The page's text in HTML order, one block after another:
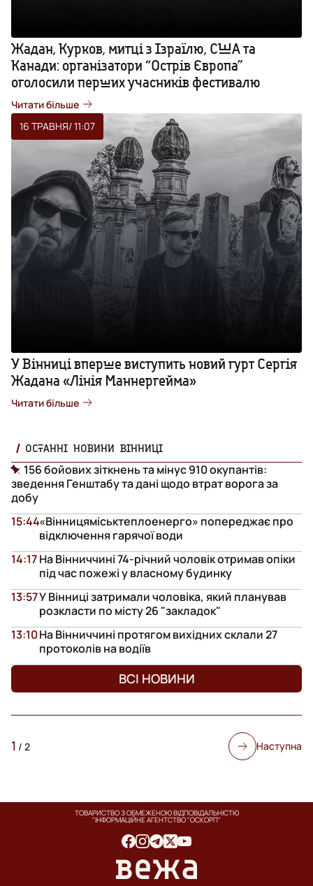
Жадан, Курков, митці з Ізраїлю, США та
Канади: організатори “Острів Європа”
оголосили перших учасників фестивалю
Читати більше
16 ТРАВНЯ/ 11:07
У Вінниці вперше виступить новий гурт Сергія
Жадана «Лінія Маннергейма»
Читати більше
ОСТАННІ НОВИНИ ВІННИЦІ
156 бойових зіткнень та мінус 910 окупантів:
зведення Генштабу та дані щодо втрат ворога за
добу
«Вінницяміськтеплоенерго» попереджає про
відключення гарячої води
15:44
На Вінниччині 74-річний чоловік отримав опіки
під час пожежі у власному будинку
14:17
У Вінниці затримали чоловіка, який планував
розкласти по місту 26 "закладок"
13:57
На Вінниччині протягом вихідних склали 27
протоколів на водіїв
13:10
ВСІ НОВИНИ
1 / 2 Наступна
ТОВАРИСТВО З ОБМЕЖЕНОЮ ВІДПОВІДАЛЬНІСТЮ
"ІНФОРМАЦІЙНЕ АГЕНТСТВО "ОСКОРП"